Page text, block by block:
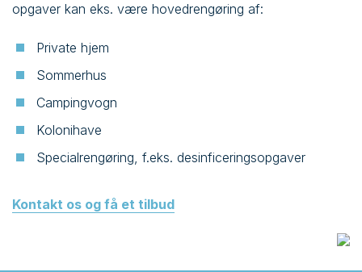
opgaver kan eks. være hovedrengøring af:
Private hjem
Sommerhus
Campingvogn
Kolonihave
Specialrengøring, f.eks. desinficeringsopgaver
Kontakt os og få et tilbud